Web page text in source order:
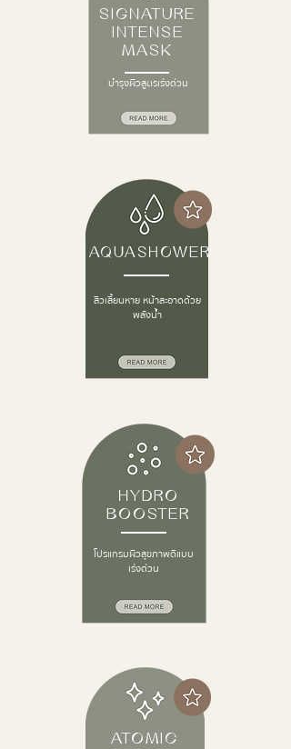
บำรุงผิวสูตรเร่งด่วน
SIGNATURE
INTENSE
MASK
สิวเสี้ยนหาย หน้าสะอาดด้วย
พลังน้ำ
AQUASHOWER
โปรแกรมผิวสุขภาพดีแบบ
เร่งด่วน
HYDRO
BOOSTER
ATOMIC